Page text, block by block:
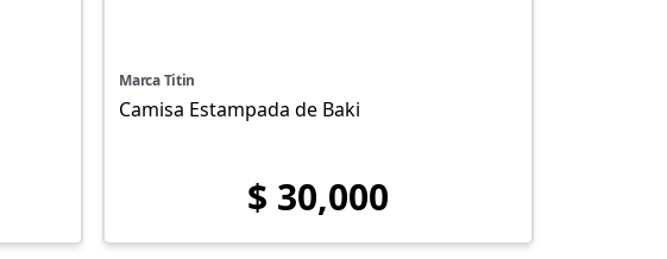
Marca Titin
Camisa Estampada de Baki
$ 30,000